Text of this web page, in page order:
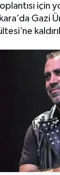
için
Gazi